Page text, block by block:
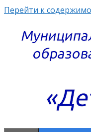
Перейти к